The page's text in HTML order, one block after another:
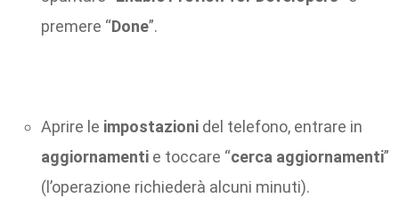
premere “Done”.
Aprire le impostazioni del telefono, entrare in
aggiornamenti e toccare “cerca aggiornamenti”
(l’operazione richiederà alcuni minuti).